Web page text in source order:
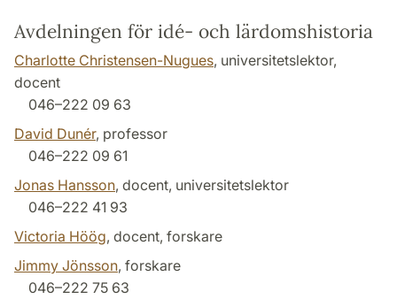
Avdelningen för idé- och lärdomshistoria
Charlotte Christensen-Nugues, universitetslektor,
docent
046–222 09 63
David Dunér, professor
046–222 09 61
Jonas Hansson, docent, universitetslektor
046–222 41 93
Victoria Höög, docent, forskare
Jimmy Jönsson, forskare
046–222 75 63